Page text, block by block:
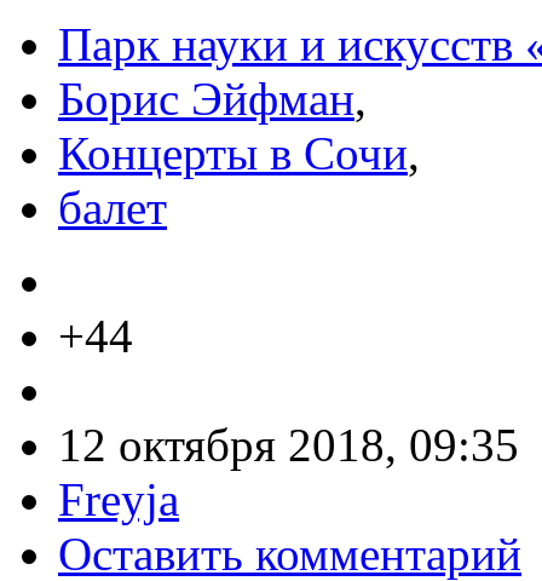
Парк науки и искусств
Борис Эйфман,
Концерты в Сочи,
балет
+44
12 октября 2018, 09:35
Freyja
Оставить комментарий